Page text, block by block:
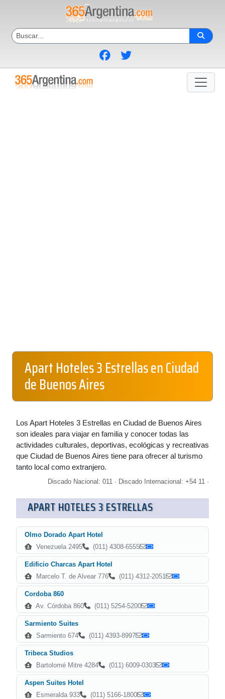
Apart Hoteles 3 Estrellas en Ciudad
de Buenos Aires
Los Apart Hoteles 3 Estrellas en Ciudad de Buenos Aires
son ideales para viajar en familia y conocer todas las
actividades culturales, deportivas, ecológicas y recreativas
que Ciudad de Buenos Aires tiene para ofrecer al turismo
tanto local como extranjero.
Discado Nacional: 011 · Discado Internacional: +54 11 ·
APART HOTELES 3 ESTRELLAS
Olmo Dorado Apart Hotel
Venezuela 2495
(011) 4308-6555
Edificio Charcas Apart Hotel
Marcelo T. de Alvear 776
(011) 4312-2051
Cordoba 860
Av. Córdoba 860
(011) 5254-5200
Sarmiento Suites
Sarmiento 674
(011) 4393-8997
Tribeca Studios
Bartolomé Mitre 4284
(011) 6009-0303
Aspen Suites Hotel
Esmeralda 933
(011) 5166-1800